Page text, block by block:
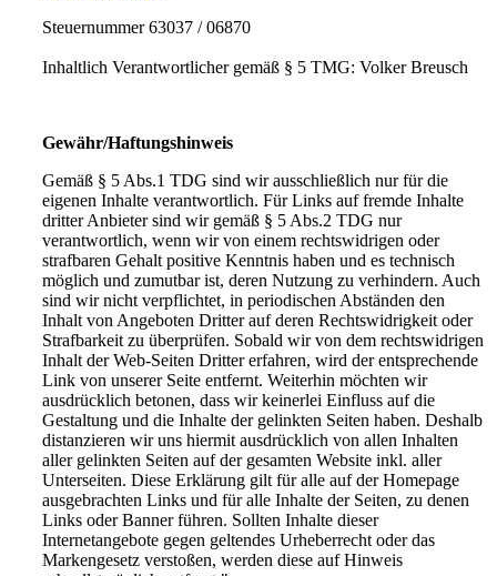
Steuernummer 63037 / 06870
Inhaltlich Verantwortlicher gemäß § 5 TMG: Volker Breusch
Gewähr/Haftungshinweis
Gemäß § 5 Abs.1 TDG sind wir ausschließlich nur für die
eigenen Inhalte verantwortlich. Für Links auf fremde Inhalte
dritter Anbieter sind wir gemäß § 5 Abs.2 TDG nur
verantwortlich, wenn wir von einem rechtswidrigen oder
strafbaren Gehalt positive Kenntnis haben und es technisch
möglich und zumutbar ist, deren Nutzung zu verhindern. Auch
sind wir nicht verpflichtet, in periodischen Abständen den
Inhalt von Angeboten Dritter auf deren Rechtswidrigkeit oder
Strafbarkeit zu überprüfen. Sobald wir von dem rechtswidrigen
Inhalt der Web-Seiten Dritter erfahren, wird der entsprechende
Link von unserer Seite entfernt. Weiterhin möchten wir
ausdrücklich betonen, dass wir keinerlei Einfluss auf die
Gestaltung und die Inhalte der gelinkten Seiten haben. Deshalb
distanzieren wir uns hiermit ausdrücklich von allen Inhalten
aller gelinkten Seiten auf der gesamten Website inkl. aller
Unterseiten. Diese Erklärung gilt für alle auf der Homepage
ausgebrachten Links und für alle Inhalte der Seiten, zu denen
Links oder Banner führen. Sollten Inhalte dieser
Internetangebote gegen geltendes Urheberrecht oder das
Markengesetz verstoßen, werden diese auf Hinweis